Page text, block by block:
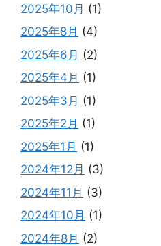
2025年10月 (1)
2025年8月 (4)
2025年6月 (2)
2025年4月 (1)
2025年3月 (1)
2025年2月 (1)
2025年1月 (1)
2024年12月 (3)
2024年11月 (3)
2024年10月 (1)
2024年8月 (2)